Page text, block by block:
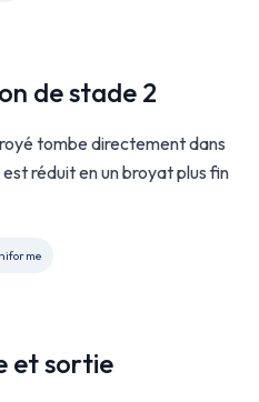
de stade 2
tombe directement dans
réduit en un broyat plus fin
et sortie